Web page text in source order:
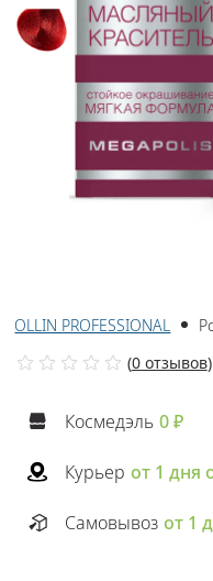
OLLIN PROFESSIONAL
(0 отзывов)
Космедэль 0 ₽
Курьер от 1 дня
Самовывоз от 1